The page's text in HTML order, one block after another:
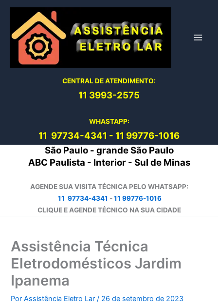
conteúdo
CENTRAL DE ATENDIMENTO:
11 3993-2575
WHASTAPP:
11 97734-4341 - 11 99776-1016
São Paulo - grande São Paulo
ABC Paulista - Interior - Sul de Minas
AGENDE SUA VISITA TÉCNICA PELO WHATSAPP:
11 97734-4341 -11 99776-1016
CLIQUE E AGENDE TÉCNICO NA SUA CIDADE
Assistência Técnica
Eletrodomésticos Jardim
Ipanema
PorAssistência Eletro Lar/ 26 de setembro de 2023